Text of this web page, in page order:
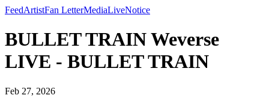
FeedArtistFan LetterMediaLiveNotice
BULLET TRAIN Weverse
LIVE - BULLET TRAIN
Feb 27, 2026